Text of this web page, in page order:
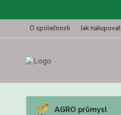
O společnosti Jak nakupovat
AGRO průmysl